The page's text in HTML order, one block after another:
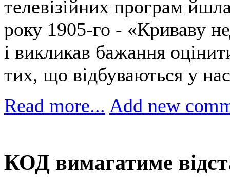
телевізійних програм
року 1905-го - «Криваву
і викликав бажання
тих, що відбуваються у
Read more... Add new
КОД вимагатиме